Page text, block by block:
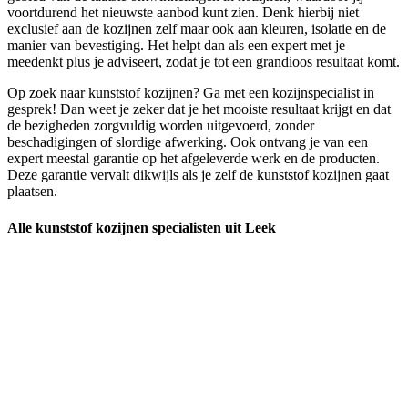
voortdurend het nieuwste aanbod kunt zien. Denk hierbij niet
exclusief aan de kozijnen zelf maar ook aan kleuren, isolatie en de
manier van bevestiging. Het helpt dan als een expert met je
meedenkt plus je adviseert, zodat je tot een grandioos resultaat komt.
Op zoek naar kunststof kozijnen? Ga met een kozijnspecialist in
gesprek! Dan weet je zeker dat je het mooiste resultaat krijgt en dat
de bezigheden zorgvuldig worden uitgevoerd, zonder
beschadigingen of slordige afwerking. Ook ontvang je van een
expert meestal garantie op het afgeleverde werk en de producten.
Deze garantie vervalt dikwijls als je zelf de kunststof kozijnen gaat
plaatsen.
Alle kunststof kozijnen specialisten uit Leek